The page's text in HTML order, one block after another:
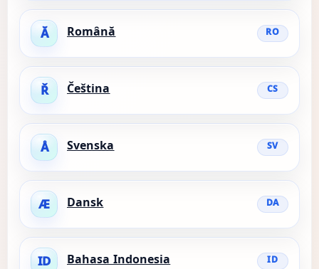
Ă Română RO
Ř Čeština CS
Å Svenska SV
Æ Dansk DA
ID Bahasa Indonesia ID